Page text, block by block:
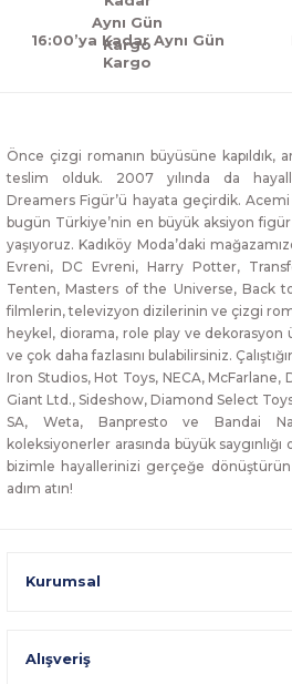
16:00’ya Kadar Aynı Gün
Kargo
Önce çizgi romanın büyüsüne kapıldık,
teslim olduk. 2007 yılında da
Dreamers Figür’ü hayata geçirdik. Acemi
bugün Türkiye’nin en büyük aksiyon
yaşıyoruz. Kadıköy Moda’daki
Evreni, DC Evreni, Harry Potter,
Tenten, Masters of the Universe, Back
filmlerin, televizyon dizilerinin ve çizgi
heykel, diorama, role play ve dekorasyon
ve çok daha fazlasını bulabilirsiniz.
Iron Studios, Hot Toys, NECA,
Giant Ltd., Sideshow, Diamond Select
SA, Weta, Banpresto ve Bandai
koleksiyonerler arasında büyük
bizimle hayallerinizi gerçeğe dönüştürün
adım atın!
Kurumsal
Alışveriş